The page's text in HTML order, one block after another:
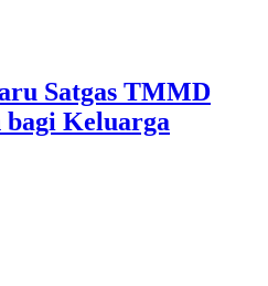
Satgas TMMD
Keluarga